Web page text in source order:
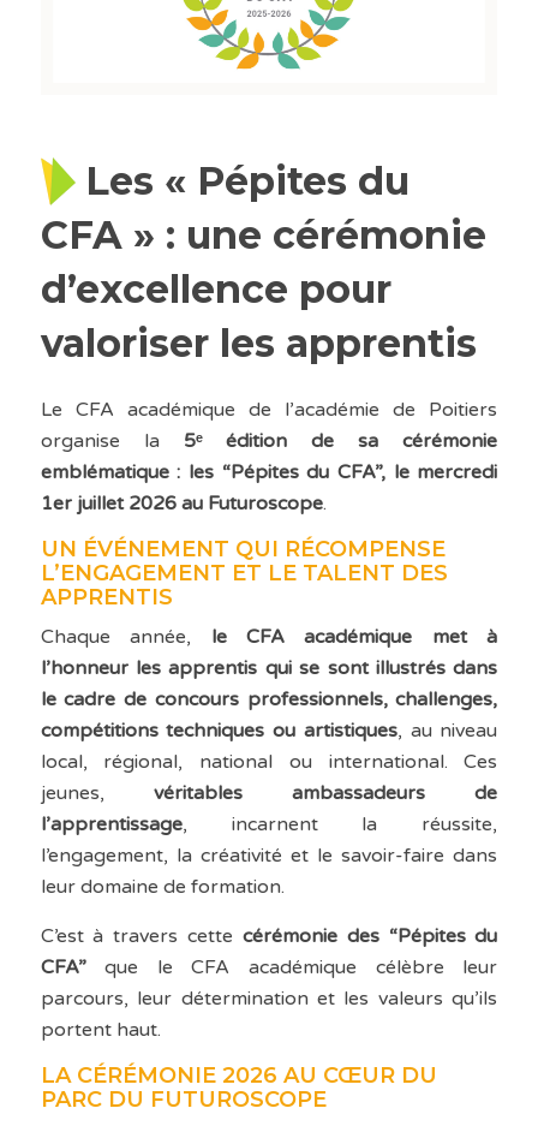
Les « Pépites du
CFA » : une cérémonie
d’excellence pour
valoriser les apprentis
Le CFA académique de l’académie de Poitiers
organise la 5ᵉ édition de sa cérémonie
emblématique : les “Pépites du CFA”, le mercredi
1er juillet 2026 au Futuroscope.
UN ÉVÉNEMENT QUI RÉCOMPENSE
L’ENGAGEMENT ET LE TALENT DES
APPRENTIS
Chaque année, le CFA académique met à
l’honneur les apprentis qui se sont illustrés dans
le cadre de concours professionnels, challenges,
compétitions techniques ou artistiques, au niveau
local, régional, national ou international. Ces
jeunes, véritables ambassadeurs de
l’apprentissage, incarnent la réussite,
l’engagement, la créativité et le savoir-faire dans
leur domaine de formation.
C’est à travers cette cérémonie des “Pépites du
CFA”que le CFA académique célèbre leur
parcours, leur détermination et les valeurs qu’ils
portent haut.
LA CÉRÉMONIE 2026 AU CŒUR DU
PARC DU FUTUROSCOPE